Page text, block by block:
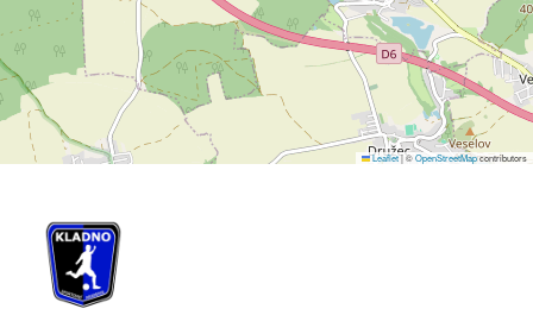
Leaflet|©OpenStreetMapcontributors